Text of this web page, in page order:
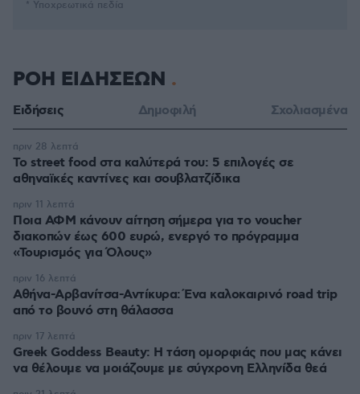
* Υποχρεωτικά πεδία
ΡΟΗ ΕΙΔΗΣΕΩΝ
Ειδήσεις Δημοφιλή Σχολιασμένα
Το street food στα καλύτερά του: 5 επιλογές σε
αθηναϊκές καντίνες και σουβλατζίδικα
πριν 28 λεπτά
Ποια ΑΦΜ κάνουν αίτηση σήμερα για το voucher
διακοπών έως 600 ευρώ, ενεργό το πρόγραμμα
«Τουρισμός για Όλους»
πριν 11 λεπτά
Αθήνα-Αρβανίτσα-Αντίκυρα: Ένα καλοκαιρινό road trip
από το βουνό στη θάλασσα
πριν 16 λεπτά
Greek Goddess Beauty: Η τάση ομορφιάς που μας κάνει
να θέλουμε να μοιάζουμε με σύγχρονη Ελληνίδα θεά
πριν 17 λεπτά